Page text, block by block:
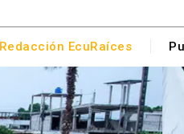
Redacción EcuRaíces